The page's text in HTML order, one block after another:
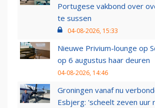
Portugese vakbond over
te sussen
04-08-2026, 15:33
Nieuwe Privium-lounge op
op 6 augustus haar deuren
04-08-2026, 14:46
Groningen vanaf nu
Esbjerg: 'scheelt zeven uur